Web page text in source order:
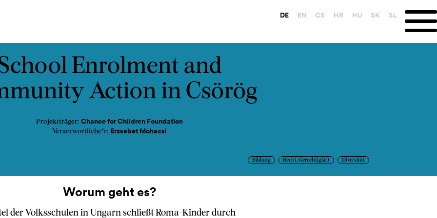
DE EN CS HR HU SK SL
Podcast Kontakt
Enrolment and
Action in Csörög
Projektträger: Chance for Children Foundation
Verantwortliche*r: Erzsebet Mohacsi
Bildung Recht, Gerechtigkeit Diversität
Worum geht es?
der Volksschulen in Ungarn schließt Roma-Kinder durch